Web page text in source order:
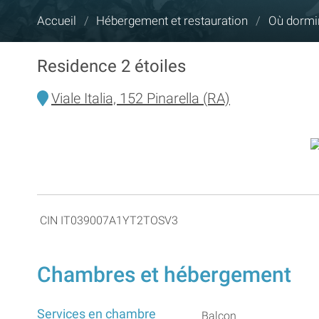
Vous
Accueil / Hébergement et restauration / Où
Residence 2 étoiles
Viale Italia, 152 Pinarella (RA)
CIN IT039007A1YT2TOSV3
Chambres et hébergement
Services en chambre Balcon